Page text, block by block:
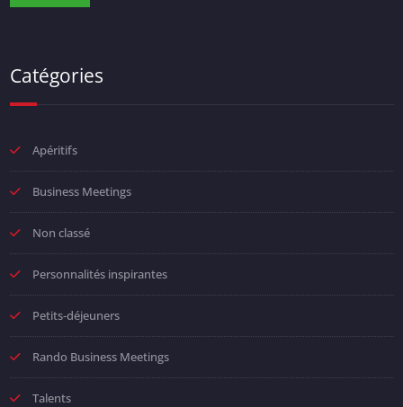
Catégories
Apéritifs
Business Meetings
Non classé
Personnalités inspirantes
Petits-déjeuners
Rando Business Meetings
Talents